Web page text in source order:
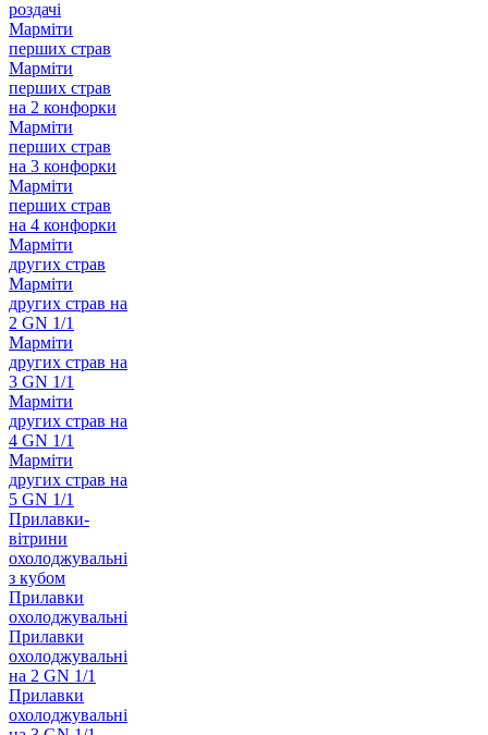
роздачі
Марміти
перших страв
Марміти
перших страв
на 2 конфорки
Марміти
перших страв
на 3 конфорки
Марміти
перших страв
на 4 конфорки
Марміти
других страв
Марміти
других страв на
2 GN 1/1
Марміти
других страв на
3 GN 1/1
Марміти
других страв на
4 GN 1/1
Марміти
других страв на
5 GN 1/1
Прилавки-
вітрини
охолоджувальні
з кубом
Прилавки
охолоджувальні
Прилавки
охолоджувальні
на 2 GN 1/1
Прилавки
охолоджувальні